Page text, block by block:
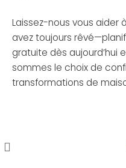
Laissez-nous vous aider
avez toujours
gratuite dès aujourd’hui
sommes le choix de
transformations de